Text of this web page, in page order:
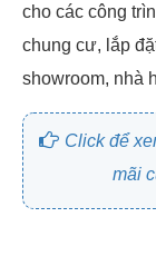
cho các công
chung cư, lắp
showroom,
Click để
mãi